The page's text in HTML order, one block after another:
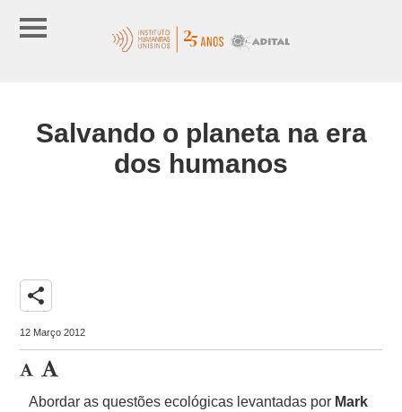
Salvando o planeta na era
dos humanos
share
12 Março 2012
Abordar as questões ecológicas levantadas por Mark